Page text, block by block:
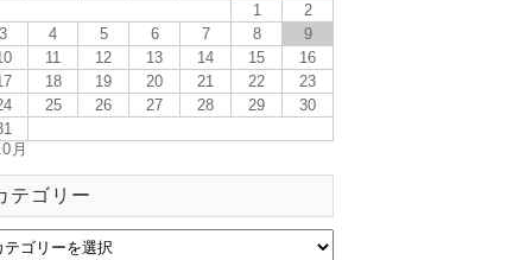
1
2
3
4 5 6 7 8
9
11 12 13 14 15
16
18 19 20 21 22
23
25 26 27 28 29
30
月
テゴリー